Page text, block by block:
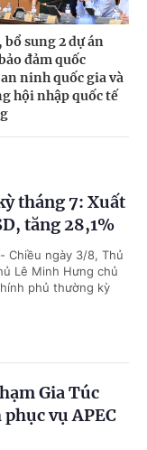
bổ sung 2 dự án
đảm quốc
ninh quốc gia và
hội nhập quốc tế
tháng 7: Xuất
tăng 28,1%
Chiều ngày 3/8, Thủ
Lê Minh Hưng chủ
phủ thường kỳ
Gia Túc
vụ APEC